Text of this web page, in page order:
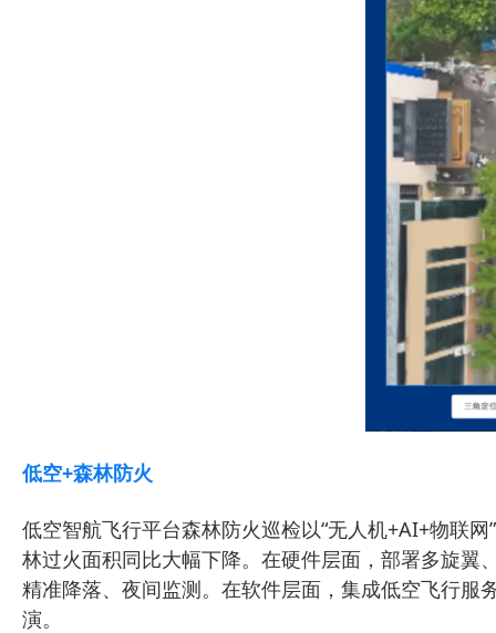
低空+森林防火
低空智航飞行平台森林防火巡检以“无人机+AI+物联
林过火面积同比大幅下降。在硬件层面，部署多旋
精准降落、夜间监测。在软件层面，集成低空飞行
演。